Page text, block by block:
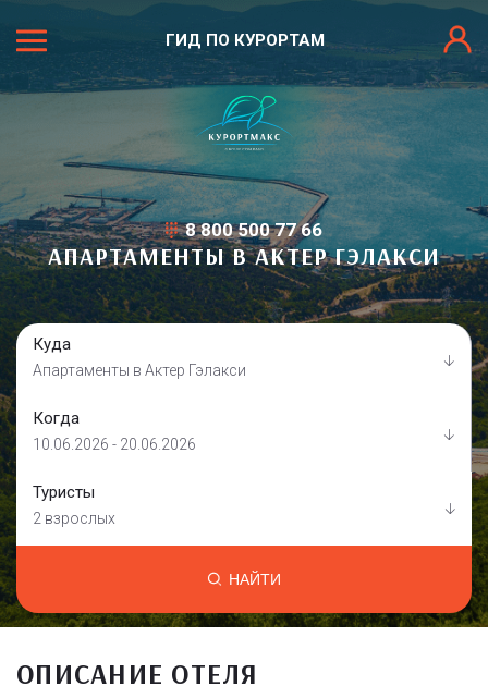
ГИД ПО КУРОРТАМ
8 800 500 77 66
АПАРТАМЕНТЫ В АКТЕР ГЭЛАКСИ
Куда
Апартаменты в Актер Гэлакси
Когда
10.06.2026 - 20.06.2026
Туристы
2 взрослых
НАЙТИ
ОПИСАНИЕ ОТЕЛЯ